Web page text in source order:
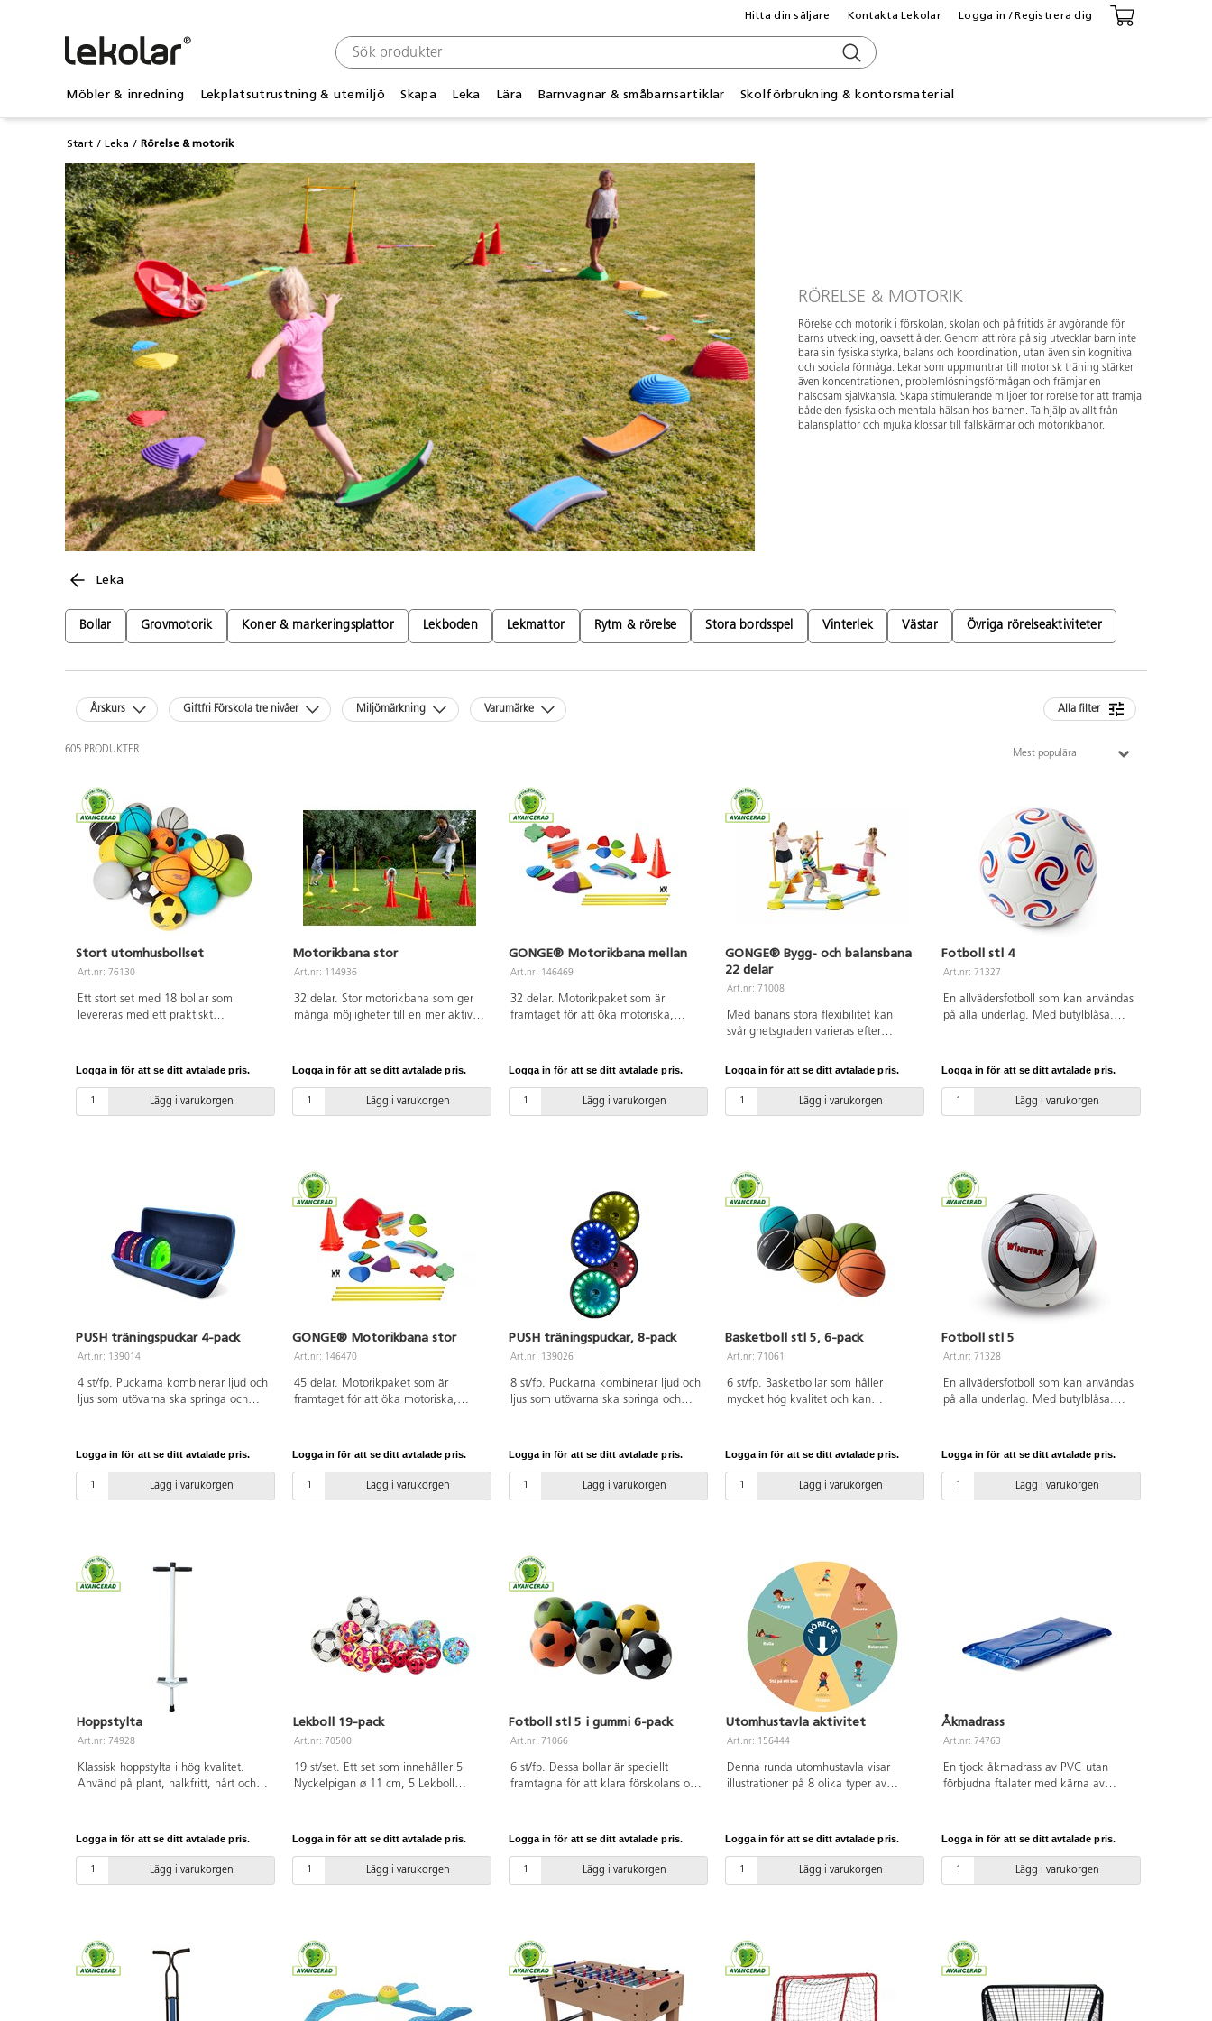
Möbler & inredning Lekplatsutrustning & utemiljö Skapa Leka Lära Barnvagnar & småbarnsartiklar Skolförbrukning & kontorsmaterial
Hitta din säljare Kontakta Lekolar Logga in / Registrera dig
Start Leka Rörelse & motorik
RÖRELSE & MOTORIK
Rörelse och motorik i förskolan, skolan och på fritids är avgörande för
barns utveckling, oavsett ålder. Genom att röra på sig utvecklar barn inte
bara sin fysiska styrka, balans och koordination, utan även sin kognitiva
och sociala förmåga. Lekar som uppmuntrar till motorisk träning stärker
även koncentrationen, problemlösningsförmågan och främjar en
hälsosam självkänsla. Skapa stimulerande miljöer för rörelse för att främja
både den fysiska och mentala hälsan hos barnen. Ta hjälp av allt från
balansplattor och mjuka klossar till fallskärmar och motorikbanor.
Leka
Bollar Grovmotorik Koner & markeringsplattor Lekboden Lekmattor Rytm & rörelse Stora bordsspel Vinterlek Västar Övriga rörelseaktiviteter
Årskurs Giftfri Förskola tre nivåer Miljömärkning Varumärke Alla filter
605 PRODUKTER Mest populära
Stort utomhusbollset
Art.nr: 76130
Ett stort set med 18 bollar som
levereras med ett praktiskt
Innehåller 6 basketbollar, 6 fotbollar
Bollar av gummikonstruktion som tål
hårt slitage, speciellt framtagna för
PVC-fri. Passar från 3 år.
Logga in för att se ditt avtalade pris.
Lägg i varukorgen
Motorikbana stor
Art.nr: 114936
32 delar. Stor motorikbana som ger
många möjligheter till en mer aktiv
kon, 5 lekringar, 4 allroundkoner och
Logga in för att se ditt avtalade pris.
Lägg i varukorgen
GONGE® Motorikbana mellan
Art.nr: 146469
32 delar. Motorikpaket som är
framtaget för att öka motoriska,
medvetenhet om färger. Man kan
kasta och fånga m.m. Uppsättningen
ger även mycket stora möjligheter till
Logga in för att se ditt avtalade pris.
Lägg i varukorgen
GONGE® Bygg- och balansbana
22 delar
Art.nr: 71008
Med banans stora flexibilitet kan
svårighetsgraden varieras efter
Banan kan byggas i höjder 10–24 cm
Med de olika taktila och rörliga
plankorna påminner upplevelsen om
plankor, en sviktande topp samt 3
stavar för att bygga hinder. Maxvikt
100 kg, OBS! Slackline har endast en
maxvikt på 50 kg. Av PP och TPE.
PVC-fri. Från 1½ år.
Logga in för att se ditt avtalade pris.
Lägg i varukorgen
Fotboll stl 4
Art.nr: 71327
En allvädersfotboll som kan användas
på alla underlag. Med butylblåsa.
är det viktigt att pumpa den rätt, se
Logga in för att se ditt avtalade pris.
Lägg i varukorgen
PUSH träningspuckar 4-pack
Art.nr: 139014
4 st/fp. Puckarna kombinerar ljud och
ljus som utövarna ska springa och
avancerade utövare. Puckarna är
håller för ca 8 timmars kontinuerligt
användande. Kablar, laddningshub
Logga in för att se ditt avtalade pris.
Lägg i varukorgen
GONGE® Motorikbana stor
Art.nr: 146470
45 delar. Motorikpaket som är
framtaget för att öka motoriska,
medvetenhet om färger. Man kan
kasta och fånga m.m. Uppsättningen
ger även mycket stora möjligheter till
Logga in för att se ditt avtalade pris.
Lägg i varukorgen
PUSH träningspuckar, 8-pack
Art.nr: 139026
8 st/fp. Puckarna kombinerar ljud och
ljus som utövarna ska springa och
avancerade utövare. Puckarna är
håller för ca 8 timmars kontinuerligt
användande. Kablar och
Logga in för att se ditt avtalade pris.
Lägg i varukorgen
Basketboll stl 5, 6-pack
Art.nr: 71061
6 st/fp. Basketbollar som håller
mycket hög kvalitet och kan
lång livslängd. Storlek 5. Levereras i 6
varsin färg på bollen. Av gummi, med
butylblåsa. PVC-fri. OBS! För att
Logga in för att se ditt avtalade pris.
Lägg i varukorgen
Fotboll stl 5
Art.nr: 71328
En allvädersfotboll som kan användas
på alla underlag. Med butylblåsa.
är det viktigt att pumpa den rätt, se
Logga in för att se ditt avtalade pris.
Lägg i varukorgen
Hoppstylta
Art.nr: 74928
Klassisk hoppstylta i hög kvalitet.
Använd på plant, halkfritt, hårt och
gummi. Mått: totallängd 91 cm,
68 cm. Rekommenderad vikt: 30-
60 kg. PVC-fri. Från 7 år.
Logga in för att se ditt avtalade pris.
Lägg i varukorgen
Lekboll 19-pack
Art.nr: 70500
19 st/set. Ett set som innehåller 5
Nyckelpigan ø 11 cm, 5 Lekboll
Variationer kan förekomma. Av
instruktionerna och använd alltid
nippelolja vid pumpning!
Logga in för att se ditt avtalade pris.
Lägg i varukorgen
Fotboll stl 5 i gummi 6-pack
Art.nr: 71066
6 st/fp. Dessa bollar är speciellt
framtagna för att klara förskolans och
Butylblåsa. Levereras i 6 olika färger,
bollen. Av naturgummi. PVC-fri. Från
3 år. OBS! För att bollen skall hålla så
Logga in för att se ditt avtalade pris.
Lägg i varukorgen
Utomhustavla aktivitet
Art.nr: 156444
Denna runda utomhustavla visar
illustrationer på 8 olika typer av
hjul med en pil som barnen kan
att röra sig mer. Hjulet är även en
pedagogisk resurs för att sätta i gång
turas om att snurra på pilen och
sedan ska alla barnen utföra den
rörelsen, man kan öka svårighetsgrad
och variera rörelserna genom att
barnen tex ska lägga sin hand på
Logga in för att se ditt avtalade pris.
Lägg i varukorgen
Åkmadrass
Art.nr: 74763
En tjock åkmadrass av PVC utan
förbjudna ftalater med kärna av
under uppsikt av vuxen. Ej lämplig för
Logga in för att se ditt avtalade pris.
Lägg i varukorgen